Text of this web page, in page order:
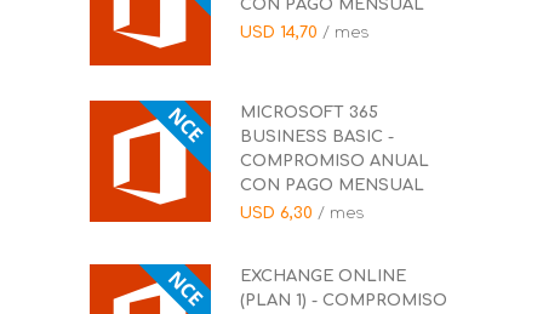
CON PAGO MENSUAL
USD 14,70 / mes
MICROSOFT 365
BUSINESS BASIC -
COMPROMISO ANUAL
CON PAGO MENSUAL
USD 6,30 / mes
EXCHANGE ONLINE
(PLAN 1) - COMPROMISO